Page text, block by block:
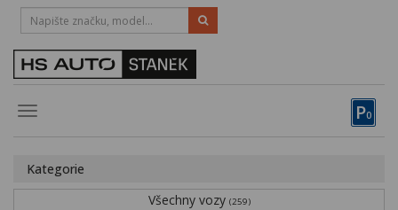
P0
Toggle
HOTLINE:
STRAKONICE-383 335 366
Kategorie
Všechny vozy (259)